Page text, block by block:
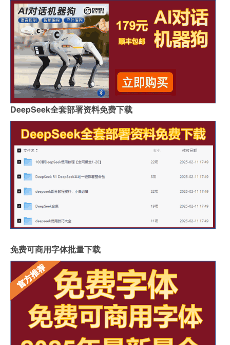
DeepSeek全套部署资料免费下载
免费可商用字体批量下载